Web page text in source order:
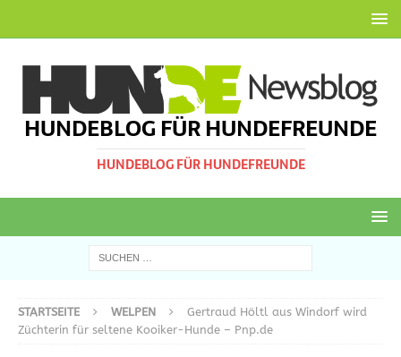
HUNDEBLOG FÜR HUNDEFREUNDE
HUNDEBLOG FÜR HUNDEFREUNDE
STARTSEITE WELPEN
Gertraud Höltl aus Windorf wird
Züchterin für seltene Kooiker-Hunde – Pnp.de